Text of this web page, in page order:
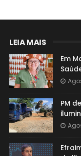
LEIA MAIS
Em
PM